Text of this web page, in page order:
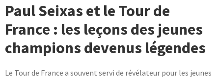
Les
options
peuvent
être
choisies
Paul Seixas et le Tour de
France : les leçons des jeunes
champions devenus légendes
Le Tour de France a souvent servi de révélateur pour les jeunes